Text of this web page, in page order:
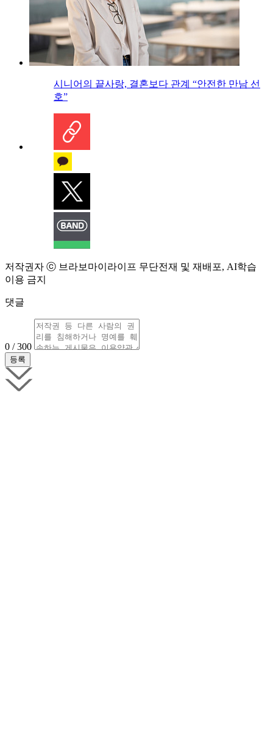
시니어의 끝사랑, 결혼보다 관계 “안전한 만남 선
호”
저작권자 ⓒ 브라보마이라이프 무단전재 및 재배포, AI학습
이용 금지
댓글
0 / 300